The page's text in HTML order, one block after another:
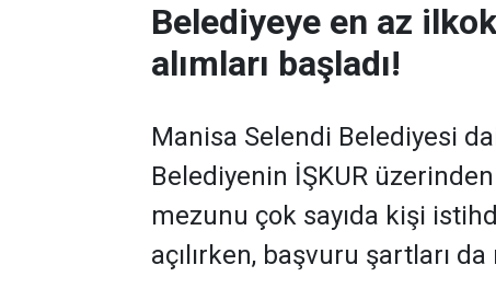
Belediyeye en az
alımları başladı!
Manisa Selendi Belediyesi
Belediyenin İŞKUR
mezunu çok sayıda kişi
açılırken, başvuru şartları